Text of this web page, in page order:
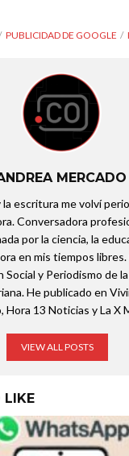
PUBLICIDAD DE GOOGLE
MERCADO
la escritura me volví
Conversadora
por la ciencia, la
en mis tiempos
Social y Periodismo de
He publicado en
Hora 13 Noticias y La X
VIEW ALL POSTS
LIKE